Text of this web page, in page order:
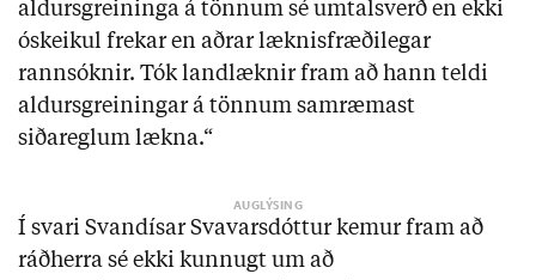
aldursgreininga á tönnum sé umtalsverð en ekki
óskeikul frekar en aðrar læknisfræðilegar
rannsóknir. Tók landlæknir fram að hann teldi
aldursgreiningar á tönnum samræmast
siðareglum lækna.“
Í svari Svandísar Svavarsdóttur kemur fram að
ráðherra sé ekki kunnugt um að